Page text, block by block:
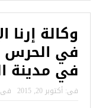
وكالة إرنا
في الحرس
في مدينة
فى: أكتوبر 20, 2015